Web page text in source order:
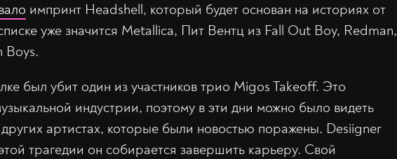
импринт Headshell, который будет основан на историях от
уже значится Metallica, Пит Вентц из Fall Out Boy, Redman,
Boys.
был убит один из участников трио Migos Takeoff. Это
индустрии, поэтому в эти дни можно было видеть
артистах, которые были новостью поражены. Desiigner
трагедии он собирается завершить карьеру. Свой